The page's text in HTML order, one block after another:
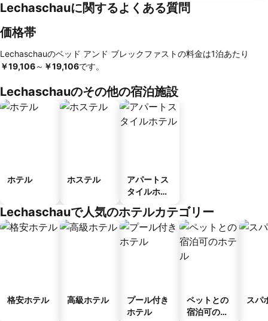
Lechaschauに関するよくある質問
価格帯
Lechaschauのベッド アンド ブレックファストの料金は1泊あたり
￥19,106～ ‎￥19,106です。
Lechaschauのその他の宿泊施設
ホテル ホステル
アパートス
タイルホテ
Lechaschauで人気のホテルカテゴリー
格安ホテル 高級ホテル
プール付き
ホテル
ペットとの
宿泊可のホ
スパ